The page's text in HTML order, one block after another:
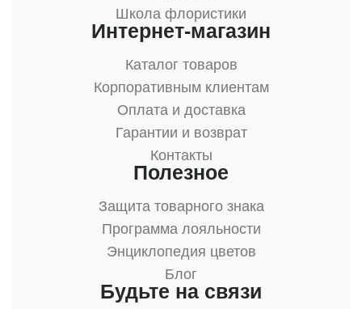
Школа флористики
Интернет-магазин
Каталог товаров
Корпоративным клиентам
Оплата и доставка
Гарантии и возврат
Контакты
Полезное
Защита товарного знака
Программа лояльности
Энциклопедия цветов
Блог
Будьте на связи